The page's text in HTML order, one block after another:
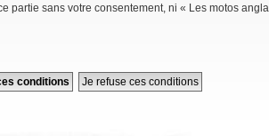
sans votre consentement, ni « Les motos